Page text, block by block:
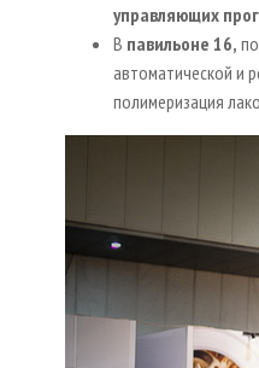
управляющих
В павильоне 16,
автоматической и
полимеризация